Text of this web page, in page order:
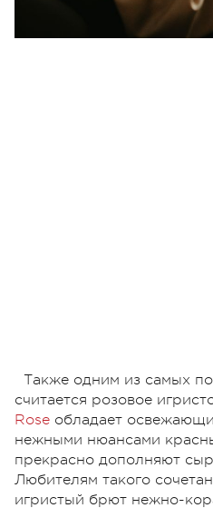
Также одним из самых
считается розовое
Rose обладает
нежными нюансами
прекрасно дополняют
Любителям такого
игристый брют нежно-